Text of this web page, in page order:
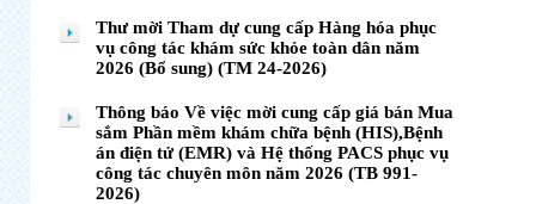
Thư mời Tham dự cung cấp Hàng hóa phục
vụ công tác khám sức khỏe toàn dân năm
2026 (Bổ sung) (TM 24-2026)
Thông báo Về việc mời cung cấp giá bán Mua
sắm Phần mềm khám chữa bệnh (HIS),Bệnh
án điện tử (EMR) và Hệ thống PACS phục vụ
công tác chuyên môn năm 2026 (TB 991-
2026)